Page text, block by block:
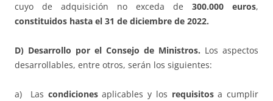
cuyo de adquisición no exceda de 300.000 euros,
constituidos hasta el 31 de diciembre de 2022.
D) Desarrollo por el Consejo de Ministros. Los aspectos
desarrollables, entre otros, serán los siguientes:
a) Las condicionesaplicables y los requisitosa cumplir